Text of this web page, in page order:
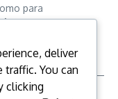
para
deliver
You can
clicking